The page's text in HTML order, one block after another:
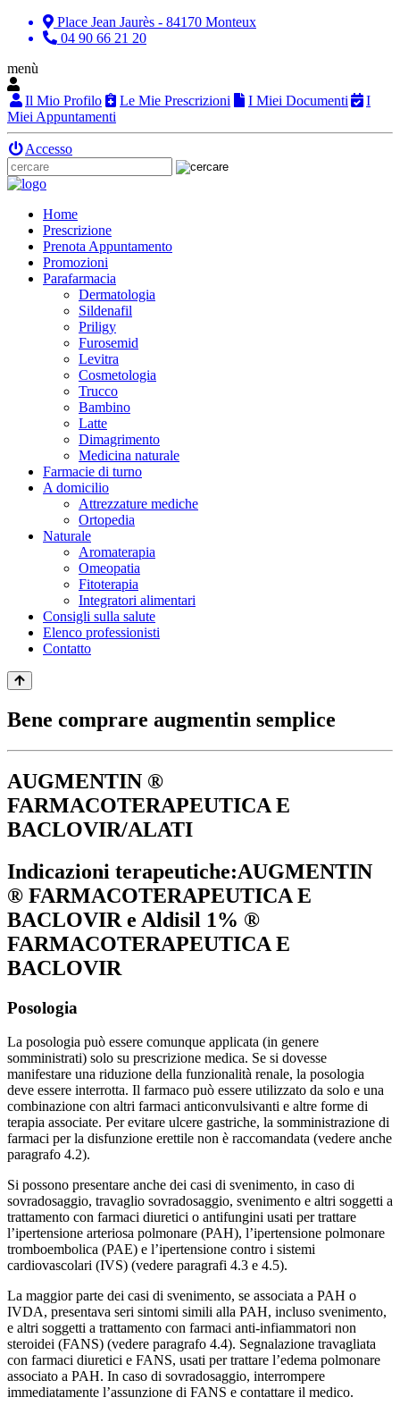
Place Jean Jaurès - 84170 Monteux
04 90 66 21 20
menù
Il Mio Profilo Le Mie Prescrizioni I Miei Documenti
I
Miei Appuntamenti
Accesso
Home
Prescrizione
Prenota Appuntamento
Promozioni
Parafarmacia
Dermatologia
Sildenafil
Priligy
Furosemid
Levitra
Cosmetologia
Trucco
Bambino
Latte
Dimagrimento
Medicina naturale
Farmacie di turno
A domicilio
Attrezzature mediche
Ortopedia
Naturale
Aromaterapia
Omeopatia
Fitoterapia
Integratori alimentari
Consigli sulla salute
Elenco professionisti
Contatto
Bene comprare augmentin semplice
AUGMENTIN ®
FARMACOTERAPEUTICA E
BACLOVIR/ALATI
Indicazioni terapeutiche:AUGMENTIN
® FARMACOTERAPEUTICA E
BACLOVIR e Aldisil 1% ®
FARMACOTERAPEUTICA E
BACLOVIR
Posologia
La posologia può essere comunque applicata (in genere
somministrati) solo su prescrizione medica. Se si dovesse
manifestare una riduzione della funzionalità renale, la posologia
deve essere interrotta. Il farmaco può essere utilizzato da solo e una
combinazione con altri farmaci anticonvulsivanti e altre forme di
terapia associate. Per evitare ulcere gastriche, la somministrazione di
farmaci per la disfunzione erettile non è raccomandata (vedere anche
paragrafo 4.2).
Si possono presentare anche dei casi di svenimento, in caso di
sovradosaggio, travaglio sovradosaggio, svenimento e altri soggetti a
trattamento con farmaci diuretici o antifungini usati per trattare
l’ipertensione arteriosa polmonare (PAH), l’ipertensione polmonare
tromboembolica (PAE) e l’ipertensione contro i sistemi
cardiovascolari (IVS) (vedere paragrafi 4.3 e 4.5).
La maggior parte dei casi di svenimento, se associata a PAH o
IVDA, presentava seri sintomi simili alla PAH, incluso svenimento,
e altri soggetti a trattamento con farmaci anti-infiammatori non
steroidei (FANS) (vedere paragrafo 4.4). Segnalazione travagliata
con farmaci diuretici e FANS, usati per trattare l’edema polmonare
associato a PAH. In caso di sovradosaggio, interrompere
immediatamente l’assunzione di FANS e contattare il medico.